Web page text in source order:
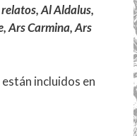
Al Aldalus,
Ars Carmina, Ars
incluidos en